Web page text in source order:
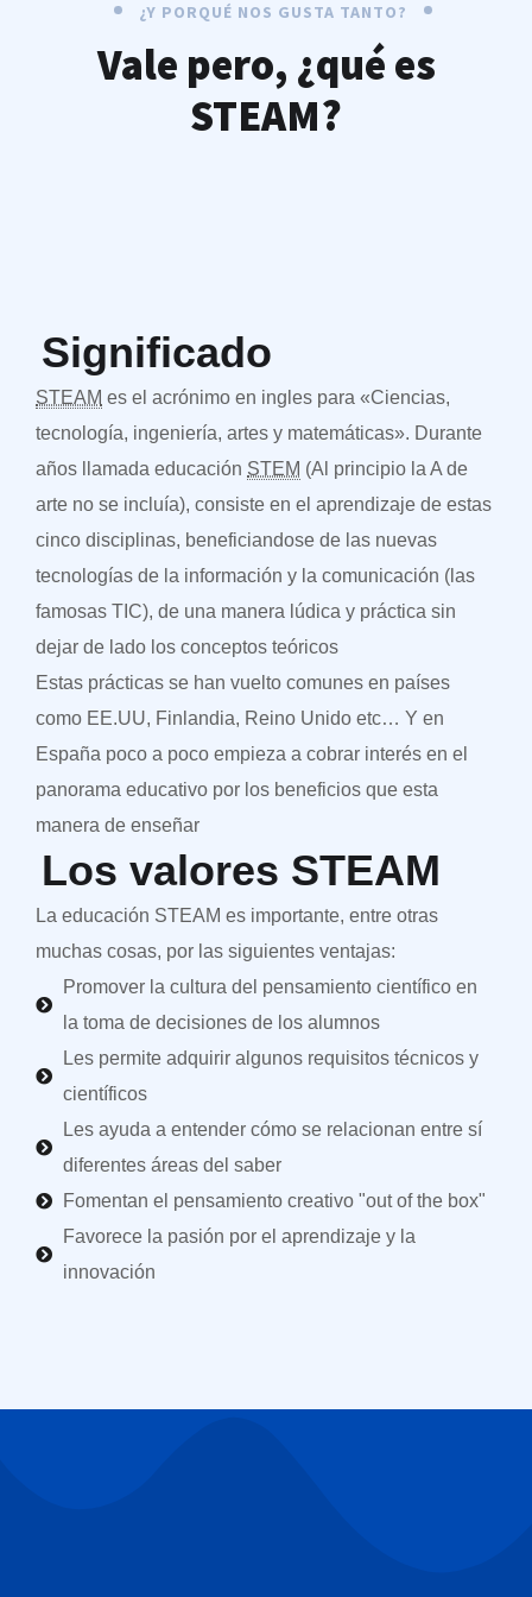
¿Y PORQUÉ NOS GUSTA TANTO?
Vale pero, ¿qué es
STEAM?
Significado
STEAM es el acrónimo en ingles para «Ciencias,
tecnología, ingeniería, artes y matemáticas». Durante
años llamada educación STEM (Al principio la A de
arte no se incluía), consiste en el aprendizaje de estas
cinco disciplinas, beneficiandose de las nuevas
tecnologías de la información y la comunicación (las
famosas TIC), de una manera lúdica y práctica sin
dejar de lado los conceptos teóricos
Estas prácticas se han vuelto comunes en países
como EE.UU, Finlandia, Reino Unido etc… Y en
España poco a poco empieza a cobrar interés en el
panorama educativo por los beneficios que esta
manera de enseñar
Los valores STEAM
La educación STEAM es importante, entre otras
muchas cosas, por las siguientes ventajas:
Promover la cultura del pensamiento científico en
la toma de decisiones de los alumnos
Les permite adquirir algunos requisitos técnicos y
científicos
Les ayuda a entender cómo se relacionan entre sí
diferentes áreas del saber
Fomentan el pensamiento creativo "out of the box"
Favorece la pasión por el aprendizaje y la
innovación